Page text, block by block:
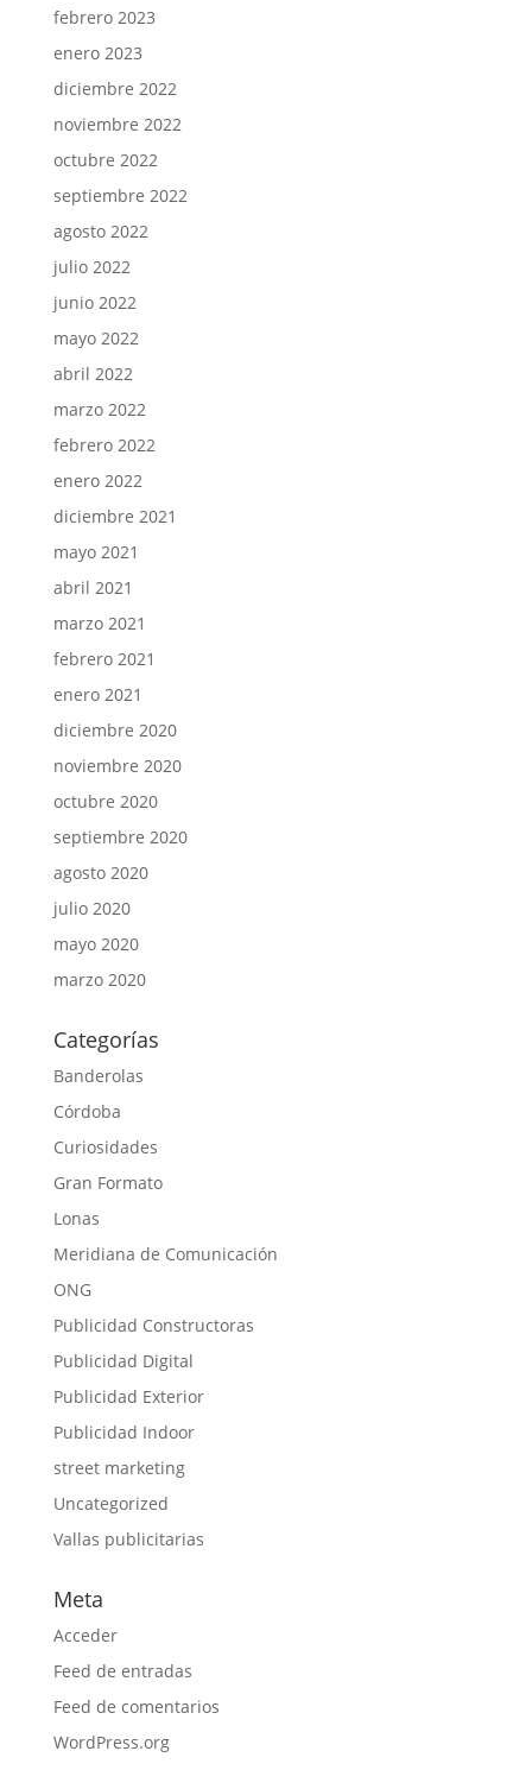
febrero 2023
enero 2023
diciembre 2022
noviembre 2022
octubre 2022
septiembre 2022
agosto 2022
julio 2022
junio 2022
mayo 2022
abril 2022
marzo 2022
febrero 2022
enero 2022
diciembre 2021
mayo 2021
abril 2021
marzo 2021
febrero 2021
enero 2021
diciembre 2020
noviembre 2020
octubre 2020
septiembre 2020
agosto 2020
julio 2020
mayo 2020
marzo 2020
Categorías
Banderolas
Córdoba
Curiosidades
Gran Formato
Lonas
Meridiana de Comunicación
ONG
Publicidad Constructoras
Publicidad Digital
Publicidad Exterior
Publicidad Indoor
street marketing
Uncategorized
Vallas publicitarias
Meta
Acceder
Feed de entradas
Feed de comentarios
WordPress.org